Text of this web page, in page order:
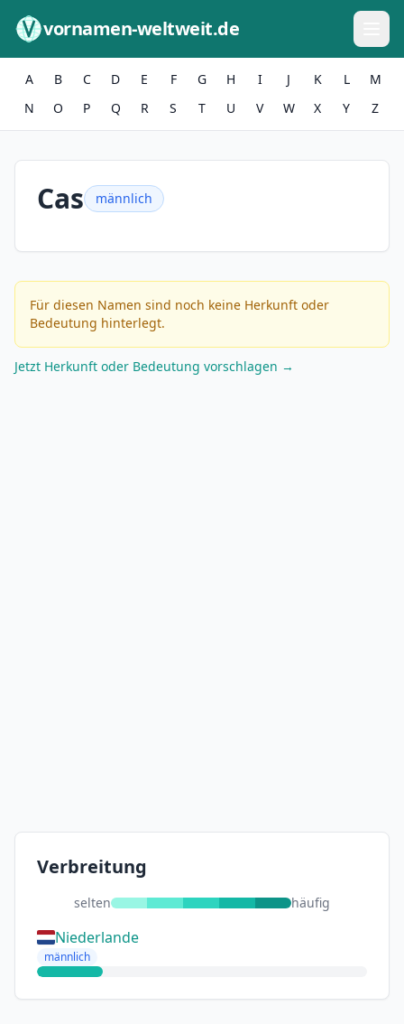
vornamen-weltweit.de
A B C D E F G H I J K L
M
N
O P Q R S T U V W X Y Z
Cas männlich
Für diesen Namen sind noch keine Herkunft oder
Bedeutung hinterlegt.
Jetzt Herkunft oder Bedeutung vorschlagen →
Verbreitung
selten häufig
Niederlande
männlich